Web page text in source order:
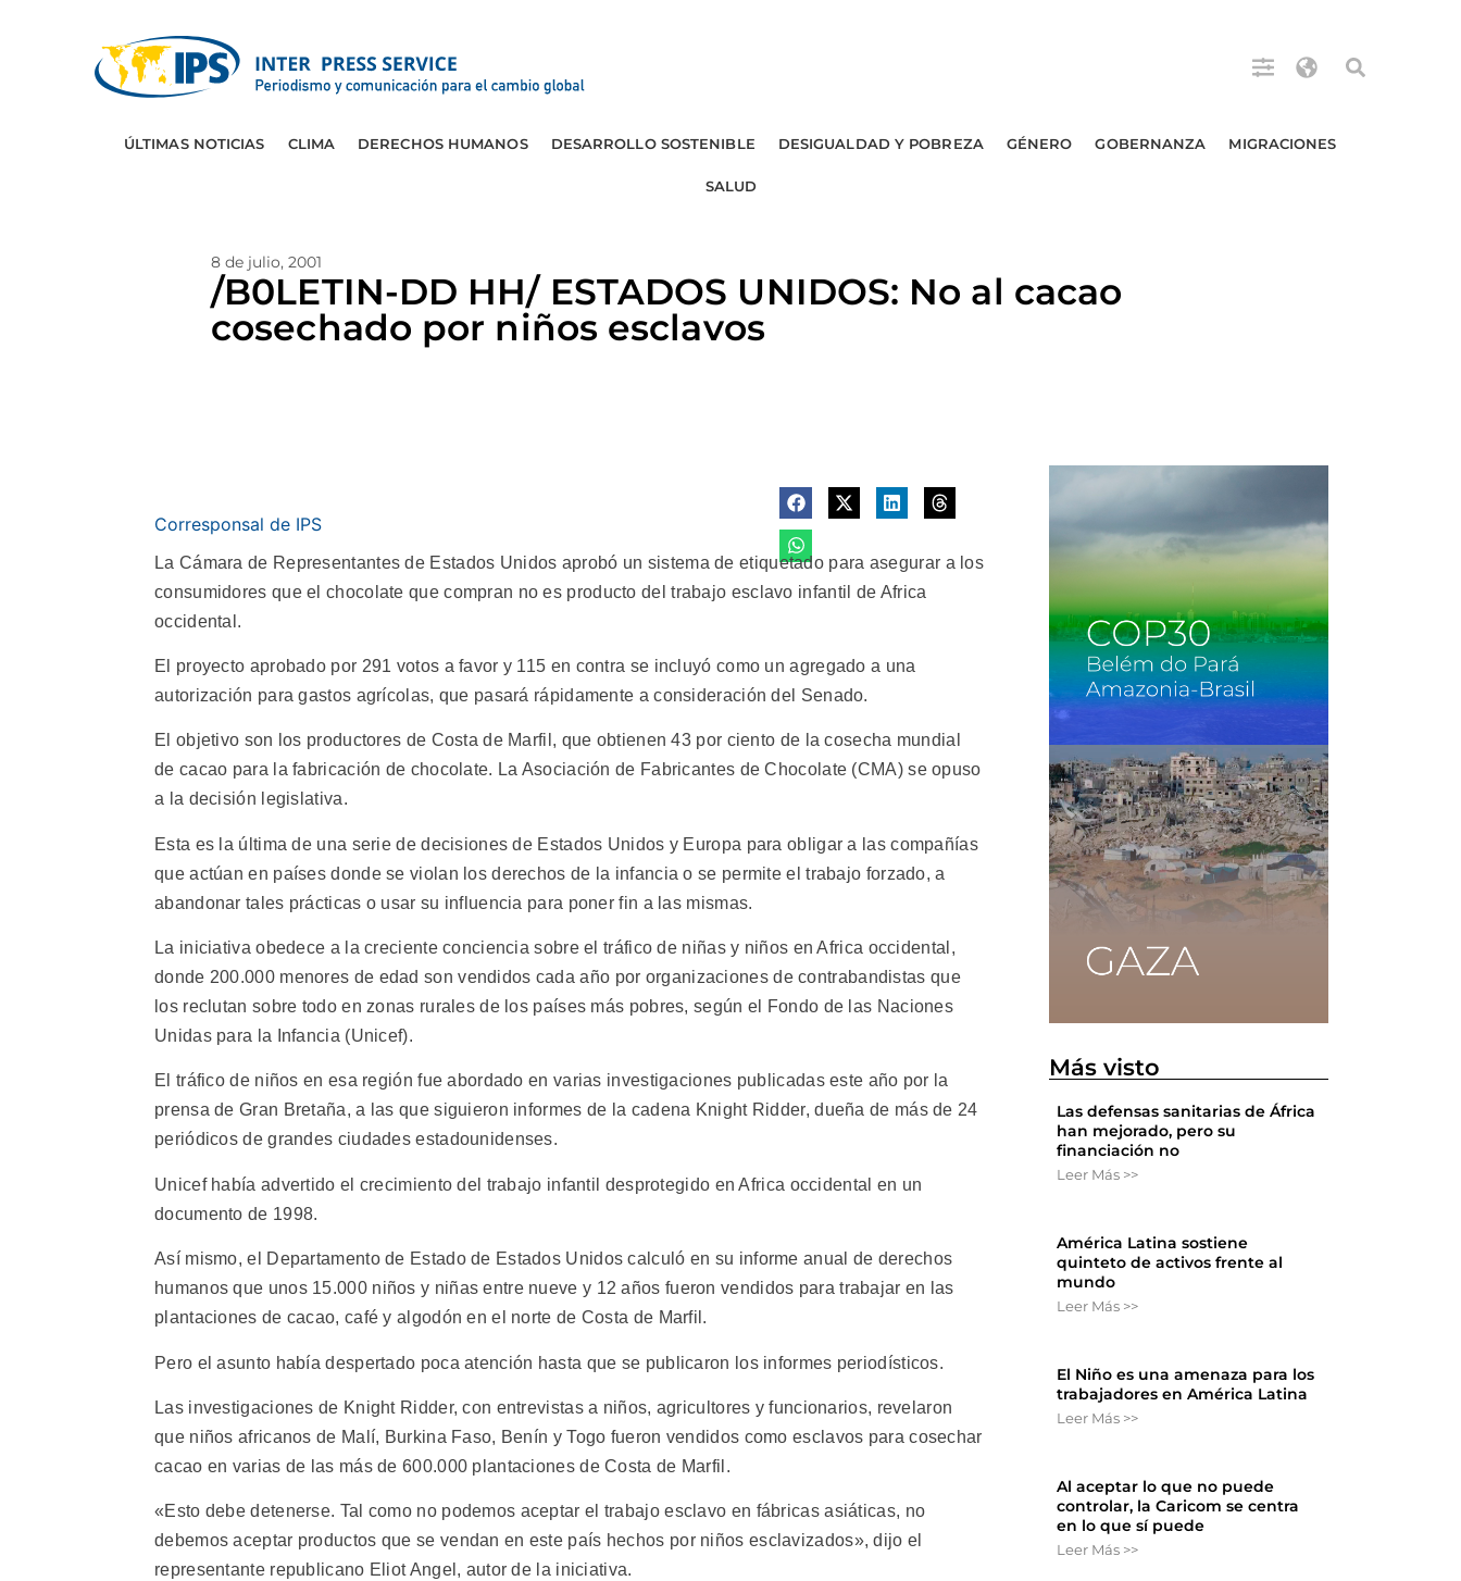
ÚLTIMAS NOTICIAS CLIMA DERECHOS HUMANOS DESARROLLO SOSTENIBLE DESIGUALDAD Y POBREZA GÉNERO GOBERNANZA MIGRACIONES
SALUD
8 de julio, 2001
/B0LETIN-DD HH/ ESTADOS UNIDOS: No al cacao
cosechado por niños esclavos
Corresponsal de IPS
La Cámara de Representantes de Estados Unidos aprobó un sistema de etiquetado para asegurar a los
consumidores que el chocolate que compran no es producto del trabajo esclavo infantil de Africa
occidental.
El proyecto aprobado por 291 votos a favor y 115 en contra se incluyó como un agregado a una
autorización para gastos agrícolas, que pasará rápidamente a consideración del Senado.
El objetivo son los productores de Costa de Marfil, que obtienen 43 por ciento de la cosecha mundial
de cacao para la fabricación de chocolate. La Asociación de Fabricantes de Chocolate (CMA) se opuso
a la decisión legislativa.
Esta es la última de una serie de decisiones de Estados Unidos y Europa para obligar a las compañías
que actúan en países donde se violan los derechos de la infancia o se permite el trabajo forzado, a
abandonar tales prácticas o usar su influencia para poner fin a las mismas.
La iniciativa obedece a la creciente conciencia sobre el tráfico de niñas y niños en Africa occidental,
donde 200.000 menores de edad son vendidos cada año por organizaciones de contrabandistas que
los reclutan sobre todo en zonas rurales de los países más pobres, según el Fondo de las Naciones
Unidas para la Infancia (Unicef).
El tráfico de niños en esa región fue abordado en varias investigaciones publicadas este año por la
prensa de Gran Bretaña, a las que siguieron informes de la cadena Knight Ridder, dueña de más de 24
periódicos de grandes ciudades estadounidenses.
Unicef había advertido el crecimiento del trabajo infantil desprotegido en Africa occidental en un
documento de 1998.
Así mismo, el Departamento de Estado de Estados Unidos calculó en su informe anual de derechos
humanos que unos 15.000 niños y niñas entre nueve y 12 años fueron vendidos para trabajar en las
plantaciones de cacao, café y algodón en el norte de Costa de Marfil.
Pero el asunto había despertado poca atención hasta que se publicaron los informes periodísticos.
Las investigaciones de Knight Ridder, con entrevistas a niños, agricultores y funcionarios, revelaron
que niños africanos de Malí, Burkina Faso, Benín y Togo fueron vendidos como esclavos para cosechar
cacao en varias de las más de 600.000 plantaciones de Costa de Marfil.
«Esto debe detenerse. Tal como no podemos aceptar el trabajo esclavo en fábricas asiáticas, no
debemos aceptar productos que se vendan en este país hechos por niños esclavizados», dijo el
representante republicano Eliot Angel, autor de la iniciativa.
Más visto
Las defensas sanitarias de África
han mejorado, pero su
financiación no
Leer Más >>
América Latina sostiene
quinteto de activos frente al
mundo
Leer Más >>
El Niño es una amenaza para los
trabajadores en América Latina
Leer Más >>
Al aceptar lo que no puede
controlar, la Caricom se centra
en lo que sí puede
Leer Más >>